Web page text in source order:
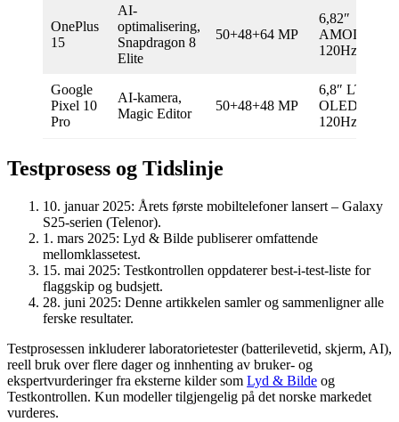
OnePlus
15
AI-
optimalisering,
Snapdragon 8
Elite
50+48+64 MP
6,82″
AMOLED,
120Hz
Google
Pixel 10
Pro
AI-kamera,
Magic Editor
50+48+48 MP
6,8″ LTPO
OLED,
120Hz
Testprosess og Tidslinje
10. januar 2025: Årets første mobiltelefoner lansert – Galaxy
S25-serien (Telenor).
1. mars 2025: Lyd & Bilde publiserer omfattende
mellomklassetest.
15. mai 2025: Testkontrollen oppdaterer best-i-test-liste for
flaggskip og budsjett.
28. juni 2025: Denne artikkelen samler og sammenligner alle
ferske resultater.
Testprosessen inkluderer laboratorietester (batterilevetid, skjerm, AI),
reell bruk over flere dager og innhenting av bruker- og
ekspertvurderinger fra eksterne kilder som Lyd & Bilde og
Testkontrollen. Kun modeller tilgjengelig på det norske markedet
vurderes.